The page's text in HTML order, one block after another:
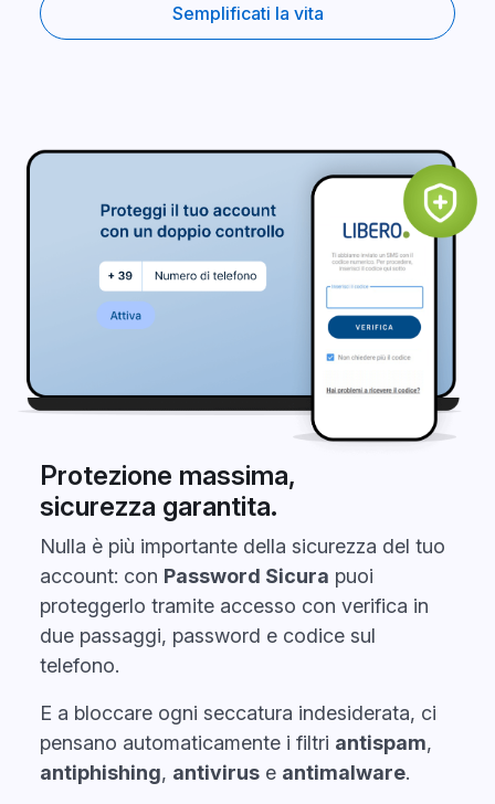
Semplificati la vita
Protezione massima,
sicurezza garantita.
Nulla è più importante della sicurezza del tuo
account: con Password Sicura puoi
proteggerlo tramite accesso con verifica in
due passaggi, password e codice sul
telefono.
E a bloccare ogni seccatura indesiderata, ci
pensano automaticamente i filtri antispam,
antiphishing, antivirus e antimalware.